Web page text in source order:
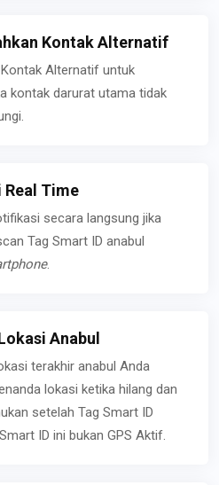
Kontak Alternatif
Alternatif untuk
kontak darurat utama tidak
Time
secara langsung jika
Tag Smart ID anabul
.
Anabul
terakhir anabul Anda
lokasi ketika hilang dan
setelah Tag Smart ID
ID ini bukan GPS Aktif.